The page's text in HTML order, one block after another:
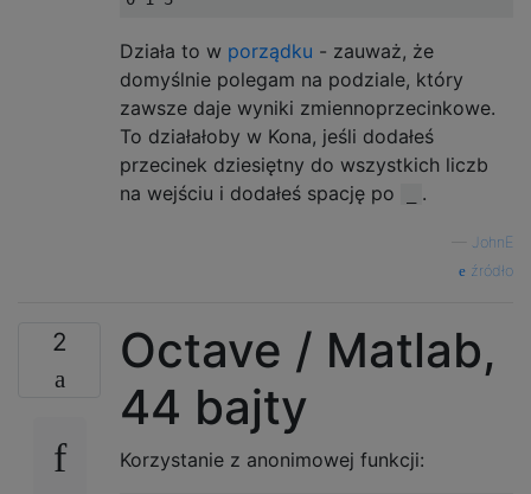
Działa to w porządku - zauważ, że
domyślnie polegam na podziale, który
zawsze daje wyniki zmiennoprzecinkowe.
To działałoby w Kona, jeśli dodałeś
przecinek dziesiętny do wszystkich liczb
na wejściu i dodałeś spację po
.
JohnE
źródło
2
Octave / Matlab,
44 bajty
Korzystanie z anonimowej funkcji: